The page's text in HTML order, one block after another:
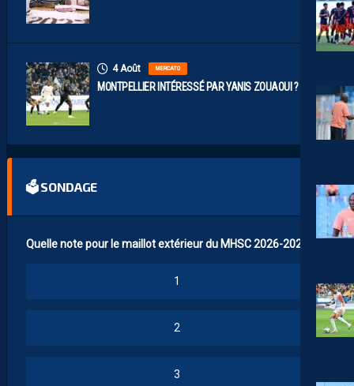
4 Août MERCATO
MONTPELLIER INTÉRESSÉ PAR YANIS ZOUAOUI ?
🗳 SONDAGE
Quelle note pour le maillot extérieur du MHSC 2026-2027 ?
1
2
3